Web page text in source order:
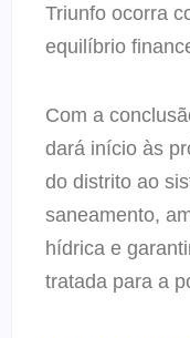
Triunfo ocorra
equilíbrio
Com a
dará início às
do distrito ao
saneamento,
hídrica e
tratada para a